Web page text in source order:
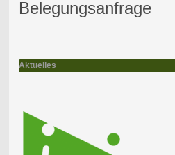
Belegungsanfrage
Aktuelles